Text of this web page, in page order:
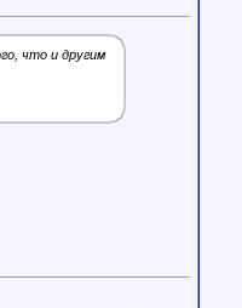
что и другим